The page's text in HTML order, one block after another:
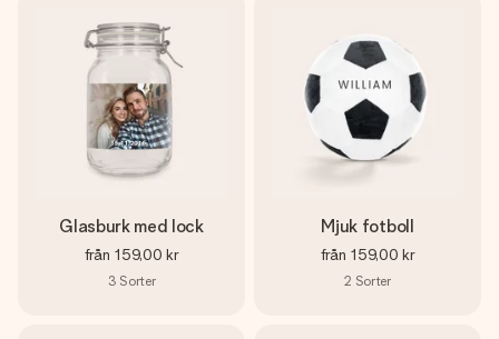
Glasburk med lock
från 159,00 kr
3 Sorter
Mjuk fotboll
från 159,00 kr
2 Sorter